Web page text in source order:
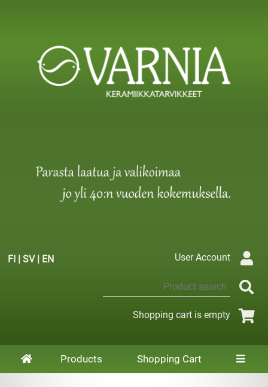
FI | SV| EN User Account
Shopping cart is empty
Products Shopping Cart